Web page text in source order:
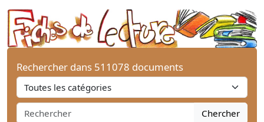
Rechercher dans 511078 documents
Chercher